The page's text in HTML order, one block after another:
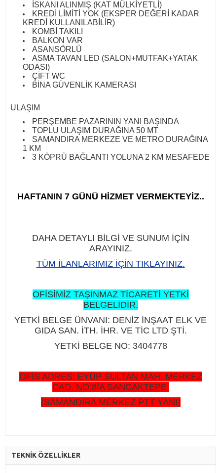
​İSKANI ALINMIŞ (KAT MÜLKİYETLİ)
KREDİ LİMİTİ YOK (EKSPER DEĞERİ KADAR
KREDİ KULLANILABİLİR)
KOMBİ TAKILI
BALKON VAR
ASANSÖRLÜ
ASMA TAVAN LED (SALON+MUTFAK+YATAK
ODASI)
ÇİFT WC
BİNA GÜVENLİK KAMERASI
ULAŞIM
​PERŞEMBE PAZARININ YANI BAŞINDA
TOPLU ULAŞIM DURAĞINA 50 MT
SAMANDIRA MERKEZE VE METRO DURAĞINA
1 KM
3 KÖPRÜ BAĞLANTI YOLUNA 2 KM MESAFEDE
HAFTANIN 7 GÜNÜ HİZMET VERMEKTEYİZ..
DAHA DETAYLI BİLGİ VE SUNUM İÇİN
ARAYINIZ.
TÜM İLANLARIMIZ İÇİN TIKLAYINIZ.
OFİSİMİZ TAŞINMAZ TİCARETİ YETKİ
BELGELİDİR.
YETKİ BELGE ÜNVANI: DENİZ İNŞAAT ELK VE
GIDA SAN. İTH. İHR. VE TİC LTD ŞTİ.
YETKİ BELGE NO: 3404778
OFİS ADRES: EYÜP SULTAN MAH. MERKEZ
CAD. NO:8/A SANCAKTEPE
(SAMANDIRA MERKEZ PTT YANI)
TEKNİK ÖZELLİKLER